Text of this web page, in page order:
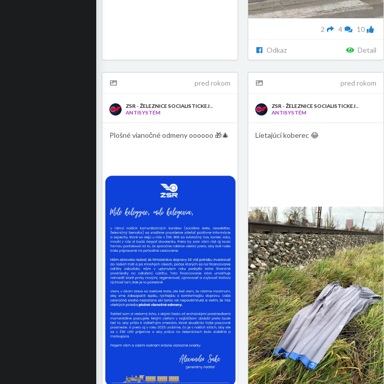
10
4
2
Odkaz Detail
pred rokom
ZSR - ŽELEZNICE SOCIALISTICKEJ...
ANTISYSTÉM
Plošné vianočné odmeny oooooo 🎁🎄
pred rokom
ZSR - ŽELEZNICE SOCIALISTICKEJ...
ANTISYSTÉM
Lietajúci koberec 😂